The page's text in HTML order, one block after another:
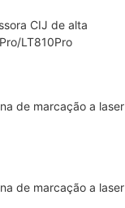
CIJ de alta
LT810Pro
de marcação a laser
de marcação a laser